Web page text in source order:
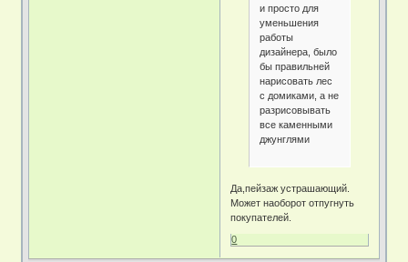
и просто для
уменьшения
работы
дизайнера, было
бы правильней
нарисовать лес
с домиками, а не
разрисовывать
все каменными
джунглями
Да,пейзаж устрашающий.
Может наоборот отпугнуть
покупателей.
0